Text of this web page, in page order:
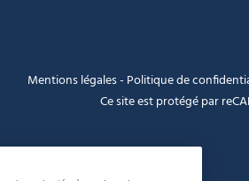
Mentions légales- Politique de
Ce site est protégé par